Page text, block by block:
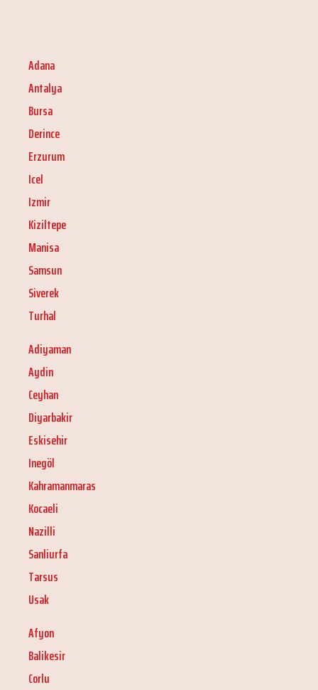
Adana
Antalya
Bursa
Derince
Erzurum
Icel
Izmir
Kiziltepe
Manisa
Samsun
Siverek
Turhal
Adiyaman
Aydin
Ceyhan
Diyarbakir
Eskisehir
Inegöl
Kahramanmaras
Kocaeli
Nazilli
Sanliurfa
Tarsus
Usak
Afyon
Balikesir
Corlu